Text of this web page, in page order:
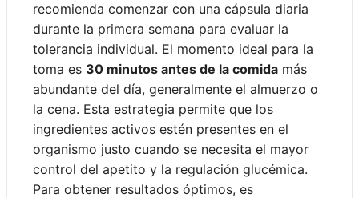
recomienda comenzar con una cápsula diaria
durante la primera semana para evaluar la
tolerancia individual. El momento ideal para la
toma es 30 minutos antes de la comida más
abundante del día, generalmente el almuerzo o
la cena. Esta estrategia permite que los
ingredientes activos estén presentes en el
organismo justo cuando se necesita el mayor
control del apetito y la regulación glucémica.
Para obtener resultados óptimos, es